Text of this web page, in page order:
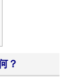
？